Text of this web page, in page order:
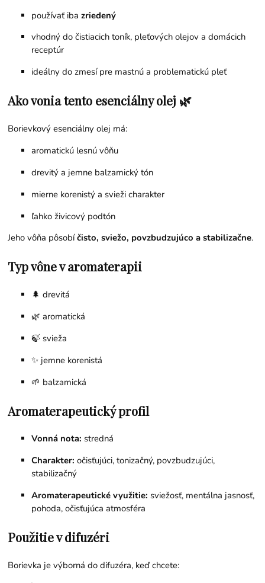
používať ibazriedený
vhodný do čistiacich toník, pleťových olejov a domácich
receptúr
ideálny do zmesí pre mastnú a problematickú pleť
Ako vonia tento esenciálny olej 🌿
Borievkový esenciálny olej má:
aromatickú lesnú vôňu
drevitý a jemne balzamický tón
mierne korenistý a svieži charakter
ľahko živicový podtón
Jeho vôňa pôsobíčisto, sviežo, povzbudzujúco a stabilizačne.
Typ vône v aromaterapii
🌲 drevitá
🌿 aromatická
🍃 svieža
✨ jemne korenistá
🌱 balzamická
Aromaterapeutický profil
Vonná nota: stredná
Charakter: očisťujúci, tonizačný, povzbudzujúci,
stabilizačný
Aromaterapeutické využitie: sviežosť, mentálna jasnosť,
pohoda, očisťujúca atmosféra
Použitie v difuzéri
Borievka je výborná do difuzéra, keď chcete: